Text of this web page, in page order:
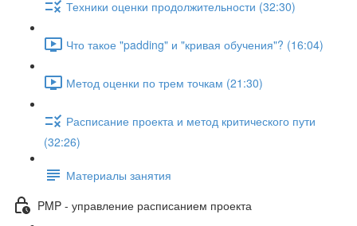
Техники оценки продолжительности (32:30)
Что такое "padding" и "кривая обучения"? (16:04)
Метод оценки по трем точкам (21:30)
Расписание проекта и метод критического пути
(32:26)
Материалы занятия
PMP - управление расписанием проекта